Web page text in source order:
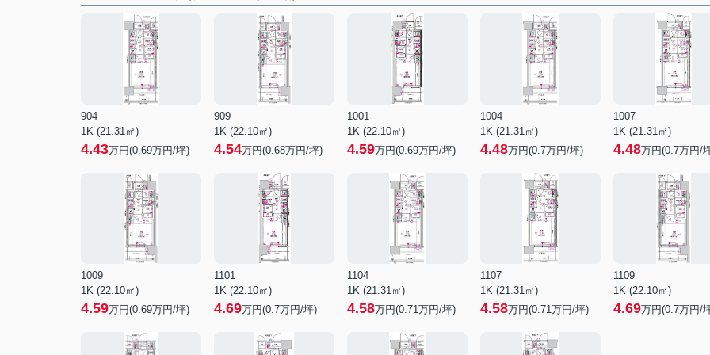
904
1K (21.31㎡)
4.43万円(0.69万円/坪)
909
1K (22.10㎡)
4.54万円(0.68万円/坪)
1001
1K (22.10㎡)
4.59万円(0.69万円/坪)
1004
1K (21.31㎡)
4.48万円(0.7万円/坪)
1007
1K (21.31㎡)
4.48万円(0.7万円/
1009
1K (22.10㎡)
4.59万円(0.69万円/坪)
1101
1K (22.10㎡)
4.69万円(0.7万円/坪)
1104
1K (21.31㎡)
4.58万円(0.71万円/坪)
1107
1K (21.31㎡)
4.58万円(0.71万円/坪)
1109
1K (22.10㎡)
4.69万円(0.7万円/